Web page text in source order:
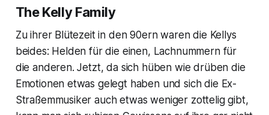
The Kelly Family
Zu ihrer Blütezeit in den 90ern waren die Kellys
beides: Helden für die einen, Lachnummern für
die anderen. Jetzt, da sich hüben wie drüben die
Emotionen etwas gelegt haben und sich die Ex-
Straßemmusiker auch etwas weniger zottelig gibt,